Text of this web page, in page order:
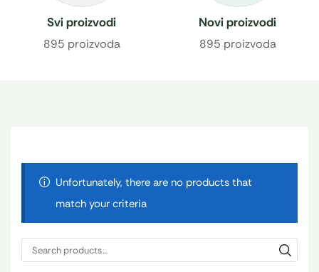
Svi proizvodi
895 proizvoda
Novi proizvodi
895 proizvoda
Unfortunately, there are no products that
match your criteria